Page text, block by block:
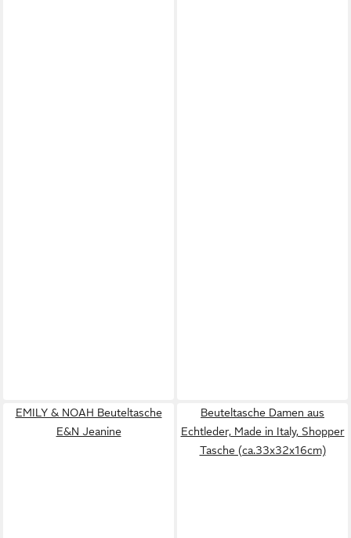
EMILY & NOAH Beuteltasche
E&N Jeanine
Beuteltasche Damen aus
Echtleder, Made in Italy, Shopper
Tasche (ca.33x32x16cm)